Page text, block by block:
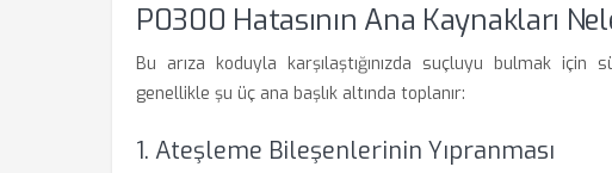
P0300 Hatasının Ana Kaynakları
Bu arıza koduyla karşılaştığınızda suçluyu bulmak
genellikle şu üç ana başlık altında toplanır:
1. Ateşleme Bileşenlerinin Yıpranması